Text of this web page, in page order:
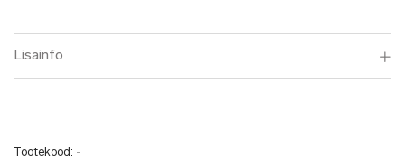
Lisainfo
Tootekood: -